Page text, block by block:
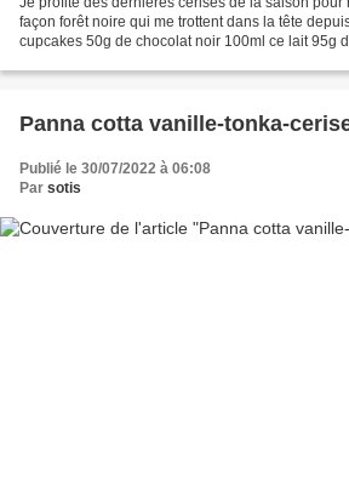
façon forêt noire qui me trottent dans la tête
cupcakes 50g de chocolat noir 100ml ce lait 95g
Panna cotta vanille-tonka-
Publié le 30/07/2022 à 06:08
Par sotis